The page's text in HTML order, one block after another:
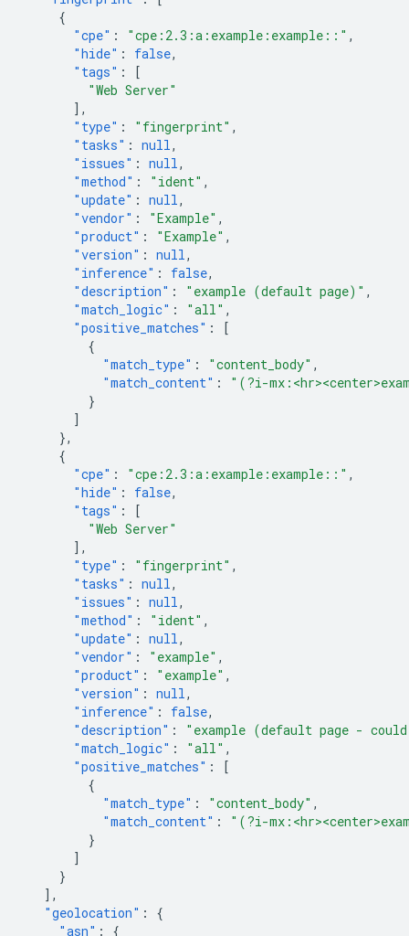
{
"cpe" : "cpe:2.3:a:example:example::" ,
"hide" : false,
"tags" :
[
"Web Server"
],
"type" : "fingerprint" ,
"tasks" : null,
"issues" : null,
"method" : "ident" ,
"update" : null,
"vendor" : "Example" ,
"product" : "Example" ,
"version" : null,
"inference" : false,
"description" : "example (default page)" ,
"match_logic" : "all" ,
"positive_matches" :
[
{
"match_type" : "content_body" ,
"match_content" :
"(?i-
}
]
},
{
"cpe" : "cpe:2.3:a:example:example::" ,
"hide" : false,
"tags" :
[
"Web Server"
],
"type" : "fingerprint" ,
"tasks" : null,
"issues" : null,
"method" : "ident" ,
"update" : null,
"vendor" : "example" ,
"product" : "example" ,
"version" : null,
"inference" : false,
"description" :
"example (default page -
"match_logic" : "all" ,
"positive_matches" :
[
{
"match_type" : "content_body" ,
"match_content" :
"(?i-
}
]
}
],
"geolocation" :
{
"asn" :
{